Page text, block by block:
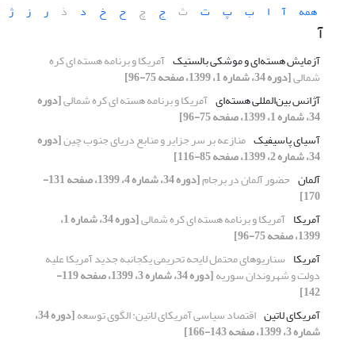
همه
آ ا ب پ ت ث ج چ ح خ د ذ ر ز ژ
آ
آزمایش هسته‌ای و موشکی بالستیک آمریکا و برنامه هسته ای کره
شمالی[دوره 34، شماره 1، 1399، صفحه 75-96]
آژانس بین‌المللی هسته‌ای آمریکا و برنامه هسته ای کره شمالی[دوره
34، شماره 1، 1399، صفحه 75-96]
آسیای پاسیفیک منازعه بر سر جزایر و منابع دریای جنوب چین[دوره
34، شماره 2، 1399، صفحه 85-116]
آلمان حضور آلمان در برجام [دوره 34، شماره 4، 1399، صفحه 131-
170]
آمریکا آمریکا و برنامه هسته ای کره شمالی [دوره 34، شماره 1،
1399، صفحه 75-96]
آمریکا سناریوهای محتمل لایحه تحریمی یکجانبه جدید آمریکا علیه
دولت و شهروندان سوریه [دوره 34، شماره 3، 1399، صفحه 119-
142]
آمریکای لاتین اقتصاد سیاسی آمریکای لاتین: الگوی توسعه [دوره 34،
شماره 3، 1399، صفحه 143-166]